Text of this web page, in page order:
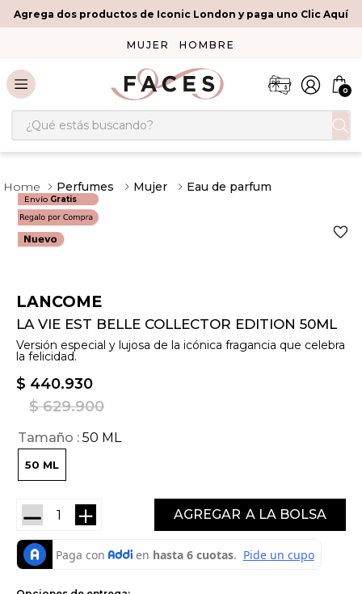
Agrega dos productos de Iconic London y paga uno Clic Aquí
MUJER HOMBRE
0
¿Qué estás buscando?
Perfumes Mujer Eau de parfum
Envío Gratis
LANCOME
LA VIE EST BELLE COLLECTOR EDITION 50ML
Versión especial y lujosa de la icónica fragancia que celebra
la felicidad.
$ 440.930
$ 629.900
Tamaño 50 ML
50 ML
＋
－ AGREGAR